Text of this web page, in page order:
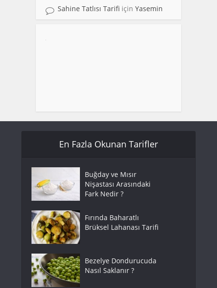
Sahine Tatlısı Tarifi için Yasemin
En Fazla Okunan Tarifler
Buğday ve Mısır
Nişastası Arasındaki
Fark Nedir ?
Fırında Baharatlı
Brüksel Lahanası Tarifi
Bezelye Dondurucuda
Nasıl Saklanır ?